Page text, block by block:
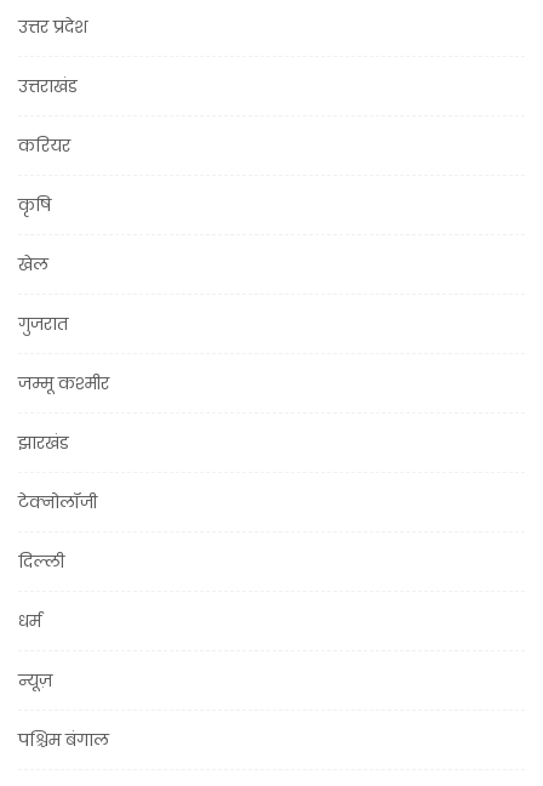
उत्तर प्रदेश
उत्तराखंड
करियर
कृषि
खेल
गुजरात
जम्मू कश्मीर
झारखंड
टेक्नोलॉजी
दिल्ली
धर्म
न्यूज़
पश्चिम बंगाल